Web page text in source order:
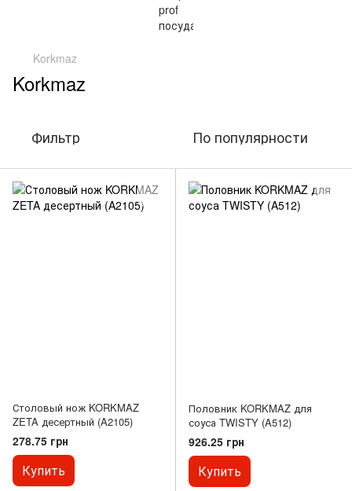
Korkmaz
Korkmaz
Фильтр По популярности
Столовый нож KORKMAZ
ZETA десертный (A2105)
278.75 грн
Купить
Половник KORKMAZ для
соуса TWISTY (A512)
926.25 грн
Купить